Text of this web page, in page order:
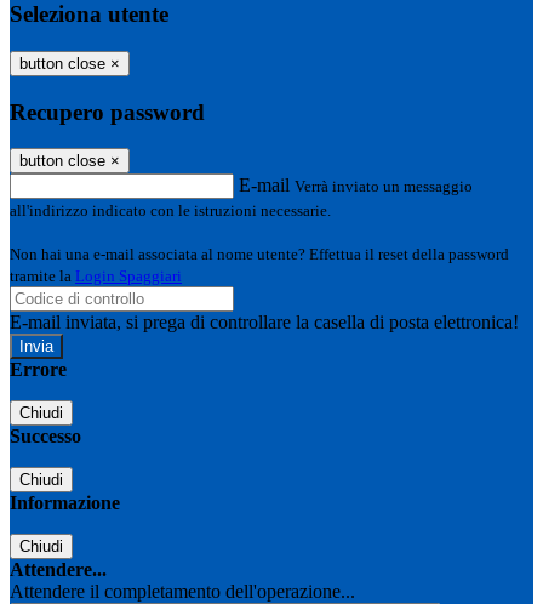
Seleziona utente
button close ×
Recupero password
button close ×
E-mail Verrà inviato un messaggio
all'indirizzo indicato con le istruzioni necessarie.
Non hai una e-mail associata al nome utente? Effettua il reset della password
tramite la Login Spaggiari
E-mail inviata, si prega di controllare la casella di posta elettronica!
Errore
Chiudi
Successo
Chiudi
Informazione
Chiudi
Attendere...
Attendere il completamento dell'operazione...